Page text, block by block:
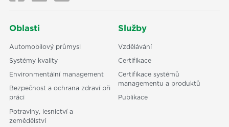
Oblasti
Automobilový průmysl
Systémy kvality
Environmentální management
Bezpečnost a ochrana zdraví při
práci
Potraviny, lesnictví a
zemědělství
Služby
Vzdělávání
Certifikace
Certifikace systémů
managementu a produktů
Publikace